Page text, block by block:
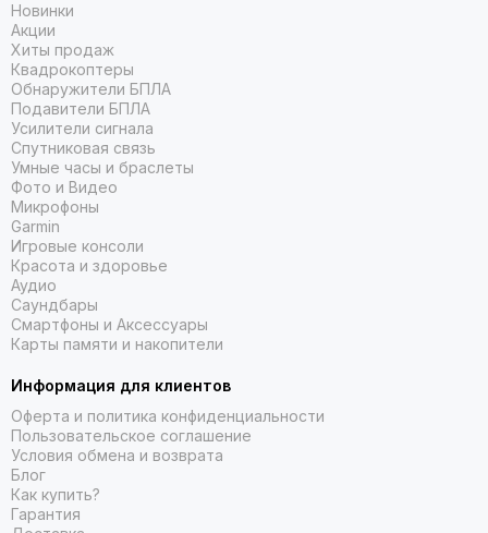
Новинки
Акции
Хиты продаж
Квадрокоптеры
Обнаружители БПЛА
Подавители БПЛА
Усилители сигнала
Спутниковая связь
Умные часы и браслеты
Фото и Видео
Микрофоны
Garmin
Игровые консоли
Красота и здоровье
Аудио
Саундбары
Смартфоны и Аксессуары
Карты памяти и накопители
Информация для клиентов
Оферта и политика конфиденциальности
Пользовательское соглашение
Условия обмена и возврата
Блог
Как купить?
Гарантия